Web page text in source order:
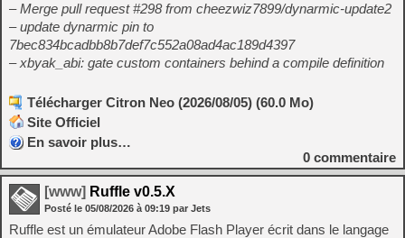
– Merge pull request #298 from cheezwiz7899/dynarmic-update2
– update dynarmic pin to
7bec834bcadbb8b7def7c552a08ad4ac189d4397
– xbyak_abi: gate custom containers behind a compile definition
Télécharger Citron Neo (2026/08/05) (60.0 Mo)
Site Officiel
En savoir plus…
0 commentaire
[www] Ruffle v0.5.X
Posté le 05/08/2026 à 09:19 par Jets
Ruffle est un émulateur Adobe Flash Player écrit dans le langage